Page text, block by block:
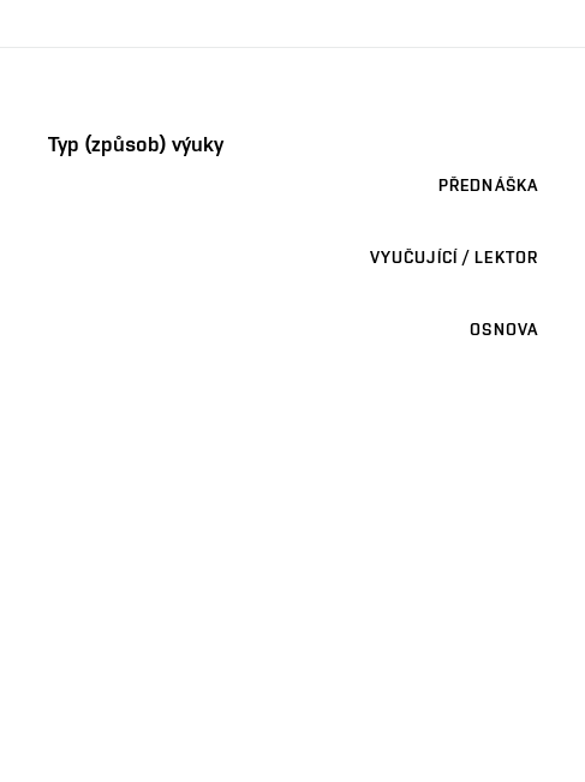
Typ (způsob) výuky
PŘEDNÁŠKA
VYUČUJÍCÍ / LEKTOR
OSNOVA